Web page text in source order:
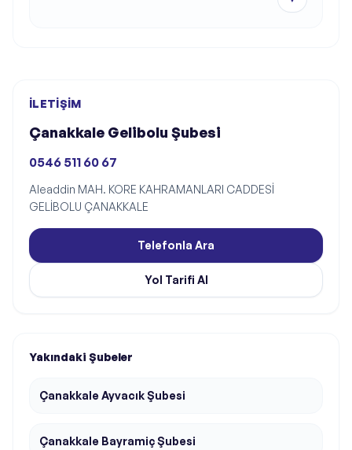
İLETIŞIM
Çanakkale Gelibolu Şubesi
0546 511 60 67
Aleaddin MAH. KORE KAHRAMANLARI CADDESİ
GELİBOLU ÇANAKKALE
Telefonla Ara
Yol Tarifi Al
Yakındaki Şubeler
Çanakkale Ayvacık Şubesi
Çanakkale Bayramiç Şubesi